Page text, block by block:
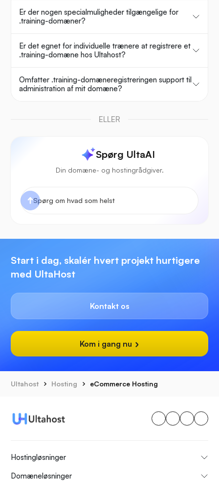
Er der nogen specialmuligheder tilgængelige for
.training-domæner?
Er det egnet for individuelle trænere at registrere et
.training-domæne hos Ultahost?
Omfatter .training-domæneregistreringen support til
administration af mit domæne?
ELLER
Spørg UltaAI
Din domæne- og hostingrådgiver.
Start i dag, skalér hvert projekt hurtigere
med UltaHost
Kontakt os
Kom i gang nu
Ultahost Hosting eCommerce Hosting
Hostingløsninger
Domæneløsninger